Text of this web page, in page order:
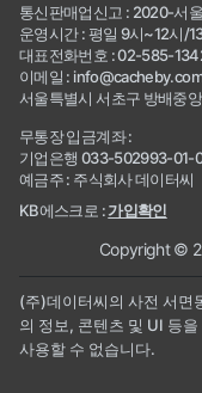
통신판매업신고 : 2020-서
운영시간 : 평일 9시~12시/
대표전화번호 : 02-585-
이메일 : info@cacheby.com
서울특별시 서초구 방배중
무통장 입금계좌 :
기업은행 033-502993-01-
예금주 : 주식회사 데이터씨
KB에스크로 :가입확인
Copyright ©
(주)데이터씨의 사전 서면
의 정보, 콘텐츠 및 UI 등
사용할 수 없습니다.